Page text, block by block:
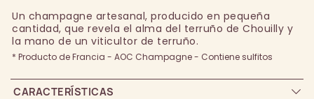
Un champagne artesanal, producido en pequeña
cantidad, que revela el alma del terruño de Chouilly y
la mano de un viticultor de terruño.
* Producto de Francia - AOC Champagne - Contiene sulfitos
CARACTERÍSTICAS